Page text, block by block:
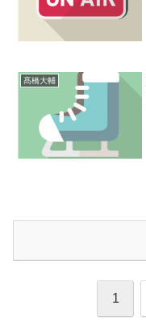
髙橋大輔
1